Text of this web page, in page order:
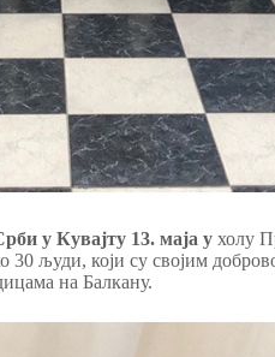
у Кувајту 13. маја у холу
30 људи, који су својим
на Балкану.